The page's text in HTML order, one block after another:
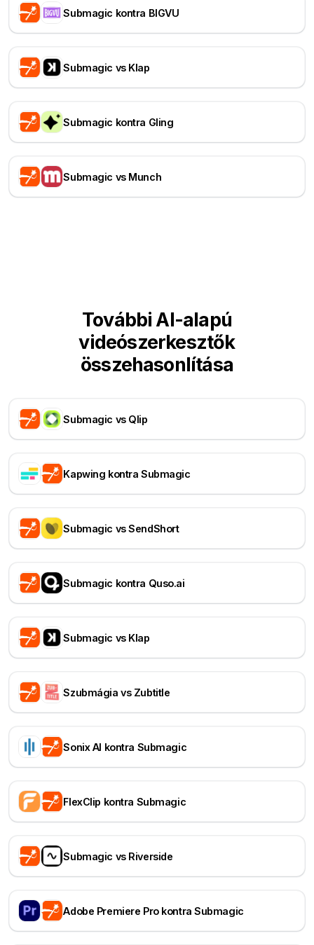
Submagic kontra BIGVU
Submagic vs Klap
Submagic kontra Gling
Submagic vs Munch
További AI-alapú
videószerkesztők
összehasonlítása
Submagic vs Qlip
Kapwing kontra Submagic
Submagic vs SendShort
Submagic kontra Quso.ai
Submagic vs Klap
Szubmágia vs Zubtitle
Sonix AI kontra Submagic
FlexClip kontra Submagic
Submagic vs Riverside
Adobe Premiere Pro kontra Submagic